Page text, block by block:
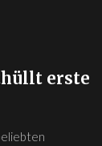
erste